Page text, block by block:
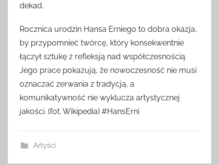
dekad.
Rocznica urodzin Hansa Erniego to dobra okazja,
by przypomnieć twórcę, który konsekwentnie
łączył sztukę z refleksją nad współczesnością.
Jego prace pokazują, że nowoczesność nie musi
oznaczać zerwania z tradycją, a
komunikatywność nie wyklucza artystycznej
jakości. (fot. Wikipedia) #HansErni
Artyści